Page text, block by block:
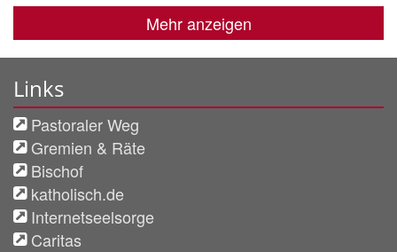
Mehr anzeigen
Links
Pastoraler Weg
Gremien & Räte
Bischof
katholisch.de
Internetseelsorge
Caritas